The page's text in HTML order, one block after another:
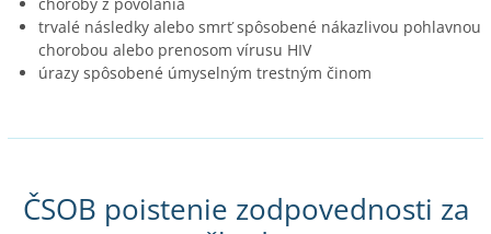
trvalé následky alebo smrť spôsobené nákazlivou pohlavnou
chorobou alebo prenosom vírusu HIV
úrazy spôsobené úmyselným trestným činom
ČSOB poistenie zodpovednosti za